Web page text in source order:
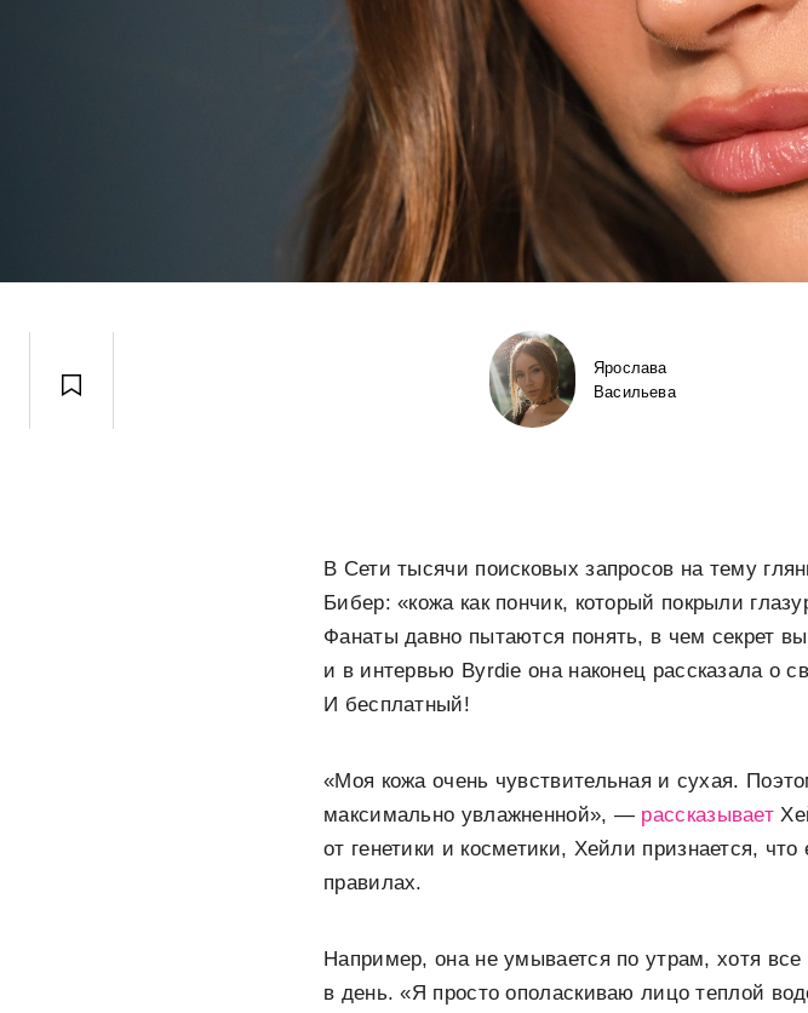
Ярослава
Васильева
В Сети тысячи поисковых запросов на тему
Бибер: «кожа как пончик, который покрыли
Фанаты давно пытаются понять, в чем секрет
и в интервью Byrdie она наконец рассказала о
И бесплатный!
«Моя кожа очень чувствительная и сухая.
максимально увлажненной», — рассказывает
от генетики и косметики, Хейли признается,
правилах.
Например, она не умывается по утрам, хотя
в день. «Я просто ополаскиваю лицо теплой